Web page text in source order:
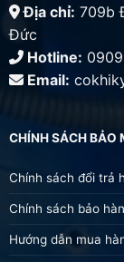
Địa chỉ: 709b
Đức
Hotline:
Email:
CHÍNH SÁCH BẢO
Chính sách đổi trả
Chính sách bảo
Hướng dẫn mua